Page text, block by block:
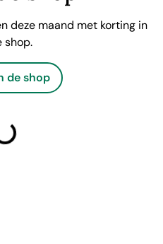
deze maand met korting in
shop.
de shop
laden